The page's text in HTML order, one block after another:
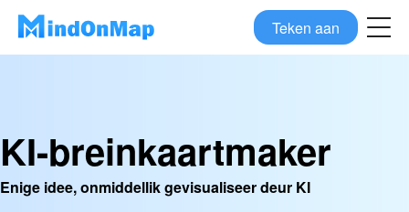
Teken aan
KI-breinkaartmaker
Enige idee, onmiddellik gevisualiseer deur KI